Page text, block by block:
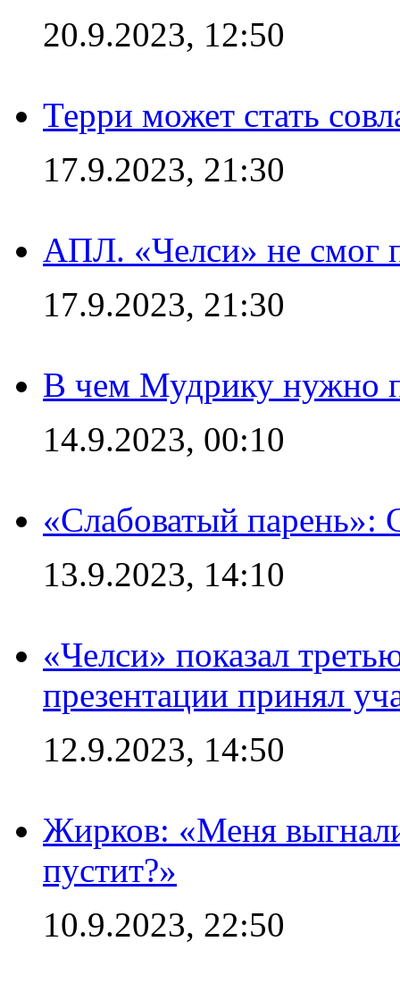
20.9.2023, 12:50
Терри может стать
17.9.2023, 21:30
АПЛ. «Челси» не смог
17.9.2023, 21:30
В чем Мудрику нужно
14.9.2023, 00:10
«Слабоватый парень»:
13.9.2023, 14:10
«Челси» показал
презентации принял
12.9.2023, 14:50
Жирков: «Меня
пустит?»
10.9.2023, 22:50